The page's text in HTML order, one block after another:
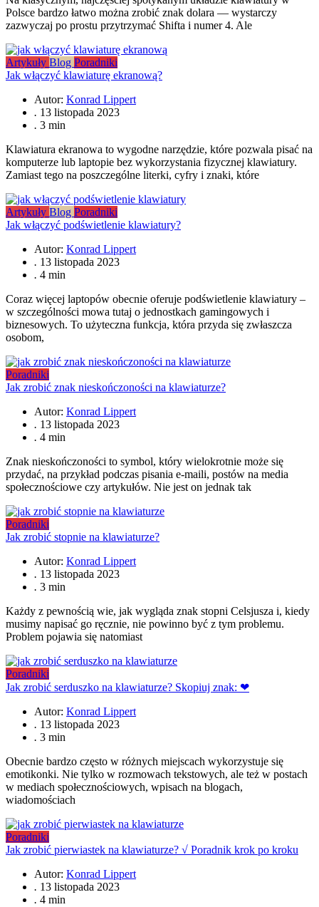
Polsce bardzo łatwo można zrobić znak dolara — wystarczy
zazwyczaj po prostu przytrzymać Shifta i numer 4. Ale
Artykuły Blog Poradniki
Jak włączyć klawiaturę ekranową?
Autor: Konrad Lippert
. 13 listopada 2023
. 3 min
Klawiatura ekranowa to wygodne narzędzie, które pozwala pisać na
komputerze lub laptopie bez wykorzystania fizycznej klawiatury.
Zamiast tego na poszczególne literki, cyfry i znaki, które
Artykuły Blog Poradniki
Jak włączyć podświetlenie klawiatury?
Autor: Konrad Lippert
. 13 listopada 2023
. 4 min
Coraz więcej laptopów obecnie oferuje podświetlenie klawiatury –
w szczególności mowa tutaj o jednostkach gamingowych i
biznesowych. To użyteczna funkcja, która przyda się zwłaszcza
osobom,
Poradniki
Jak zrobić znak nieskończoności na klawiaturze?
Autor: Konrad Lippert
. 13 listopada 2023
. 4 min
Znak nieskończoności to symbol, który wielokrotnie może się
przydać, na przykład podczas pisania e-maili, postów na media
społecznościowe czy artykułów. Nie jest on jednak tak
Poradniki
Jak zrobić stopnie na klawiaturze?
Autor: Konrad Lippert
. 13 listopada 2023
. 3 min
Każdy z pewnością wie, jak wygląda znak stopni Celsjusza i, kiedy
musimy napisać go ręcznie, nie powinno być z tym problemu.
Problem pojawia się natomiast
Poradniki
Jak zrobić serduszko na klawiaturze? Skopiuj znak: ❤
Autor: Konrad Lippert
. 13 listopada 2023
. 3 min
Obecnie bardzo często w różnych miejscach wykorzystuje się
emotikonki. Nie tylko w rozmowach tekstowych, ale też w postach
w mediach społecznościowych, wpisach na blogach,
wiadomościach
Poradniki
Jak zrobić pierwiastek na klawiaturze? √ Poradnik krok po kroku
Autor: Konrad Lippert
. 13 listopada 2023
. 4 min